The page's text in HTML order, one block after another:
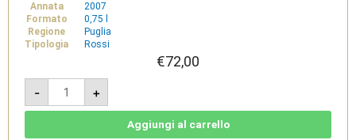
Annata
2007
Formato
0,75 l
Regione
Puglia
Tipologia
Rossi
€72,00
-
Fior
Le
Braci
+
Aggiungi al carrello